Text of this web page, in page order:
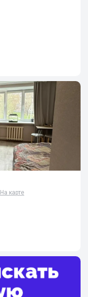
На карте